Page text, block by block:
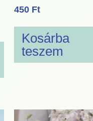
450 Ft
Kosárba
teszem